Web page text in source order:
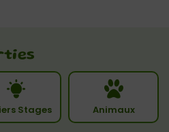
Stages Animaux